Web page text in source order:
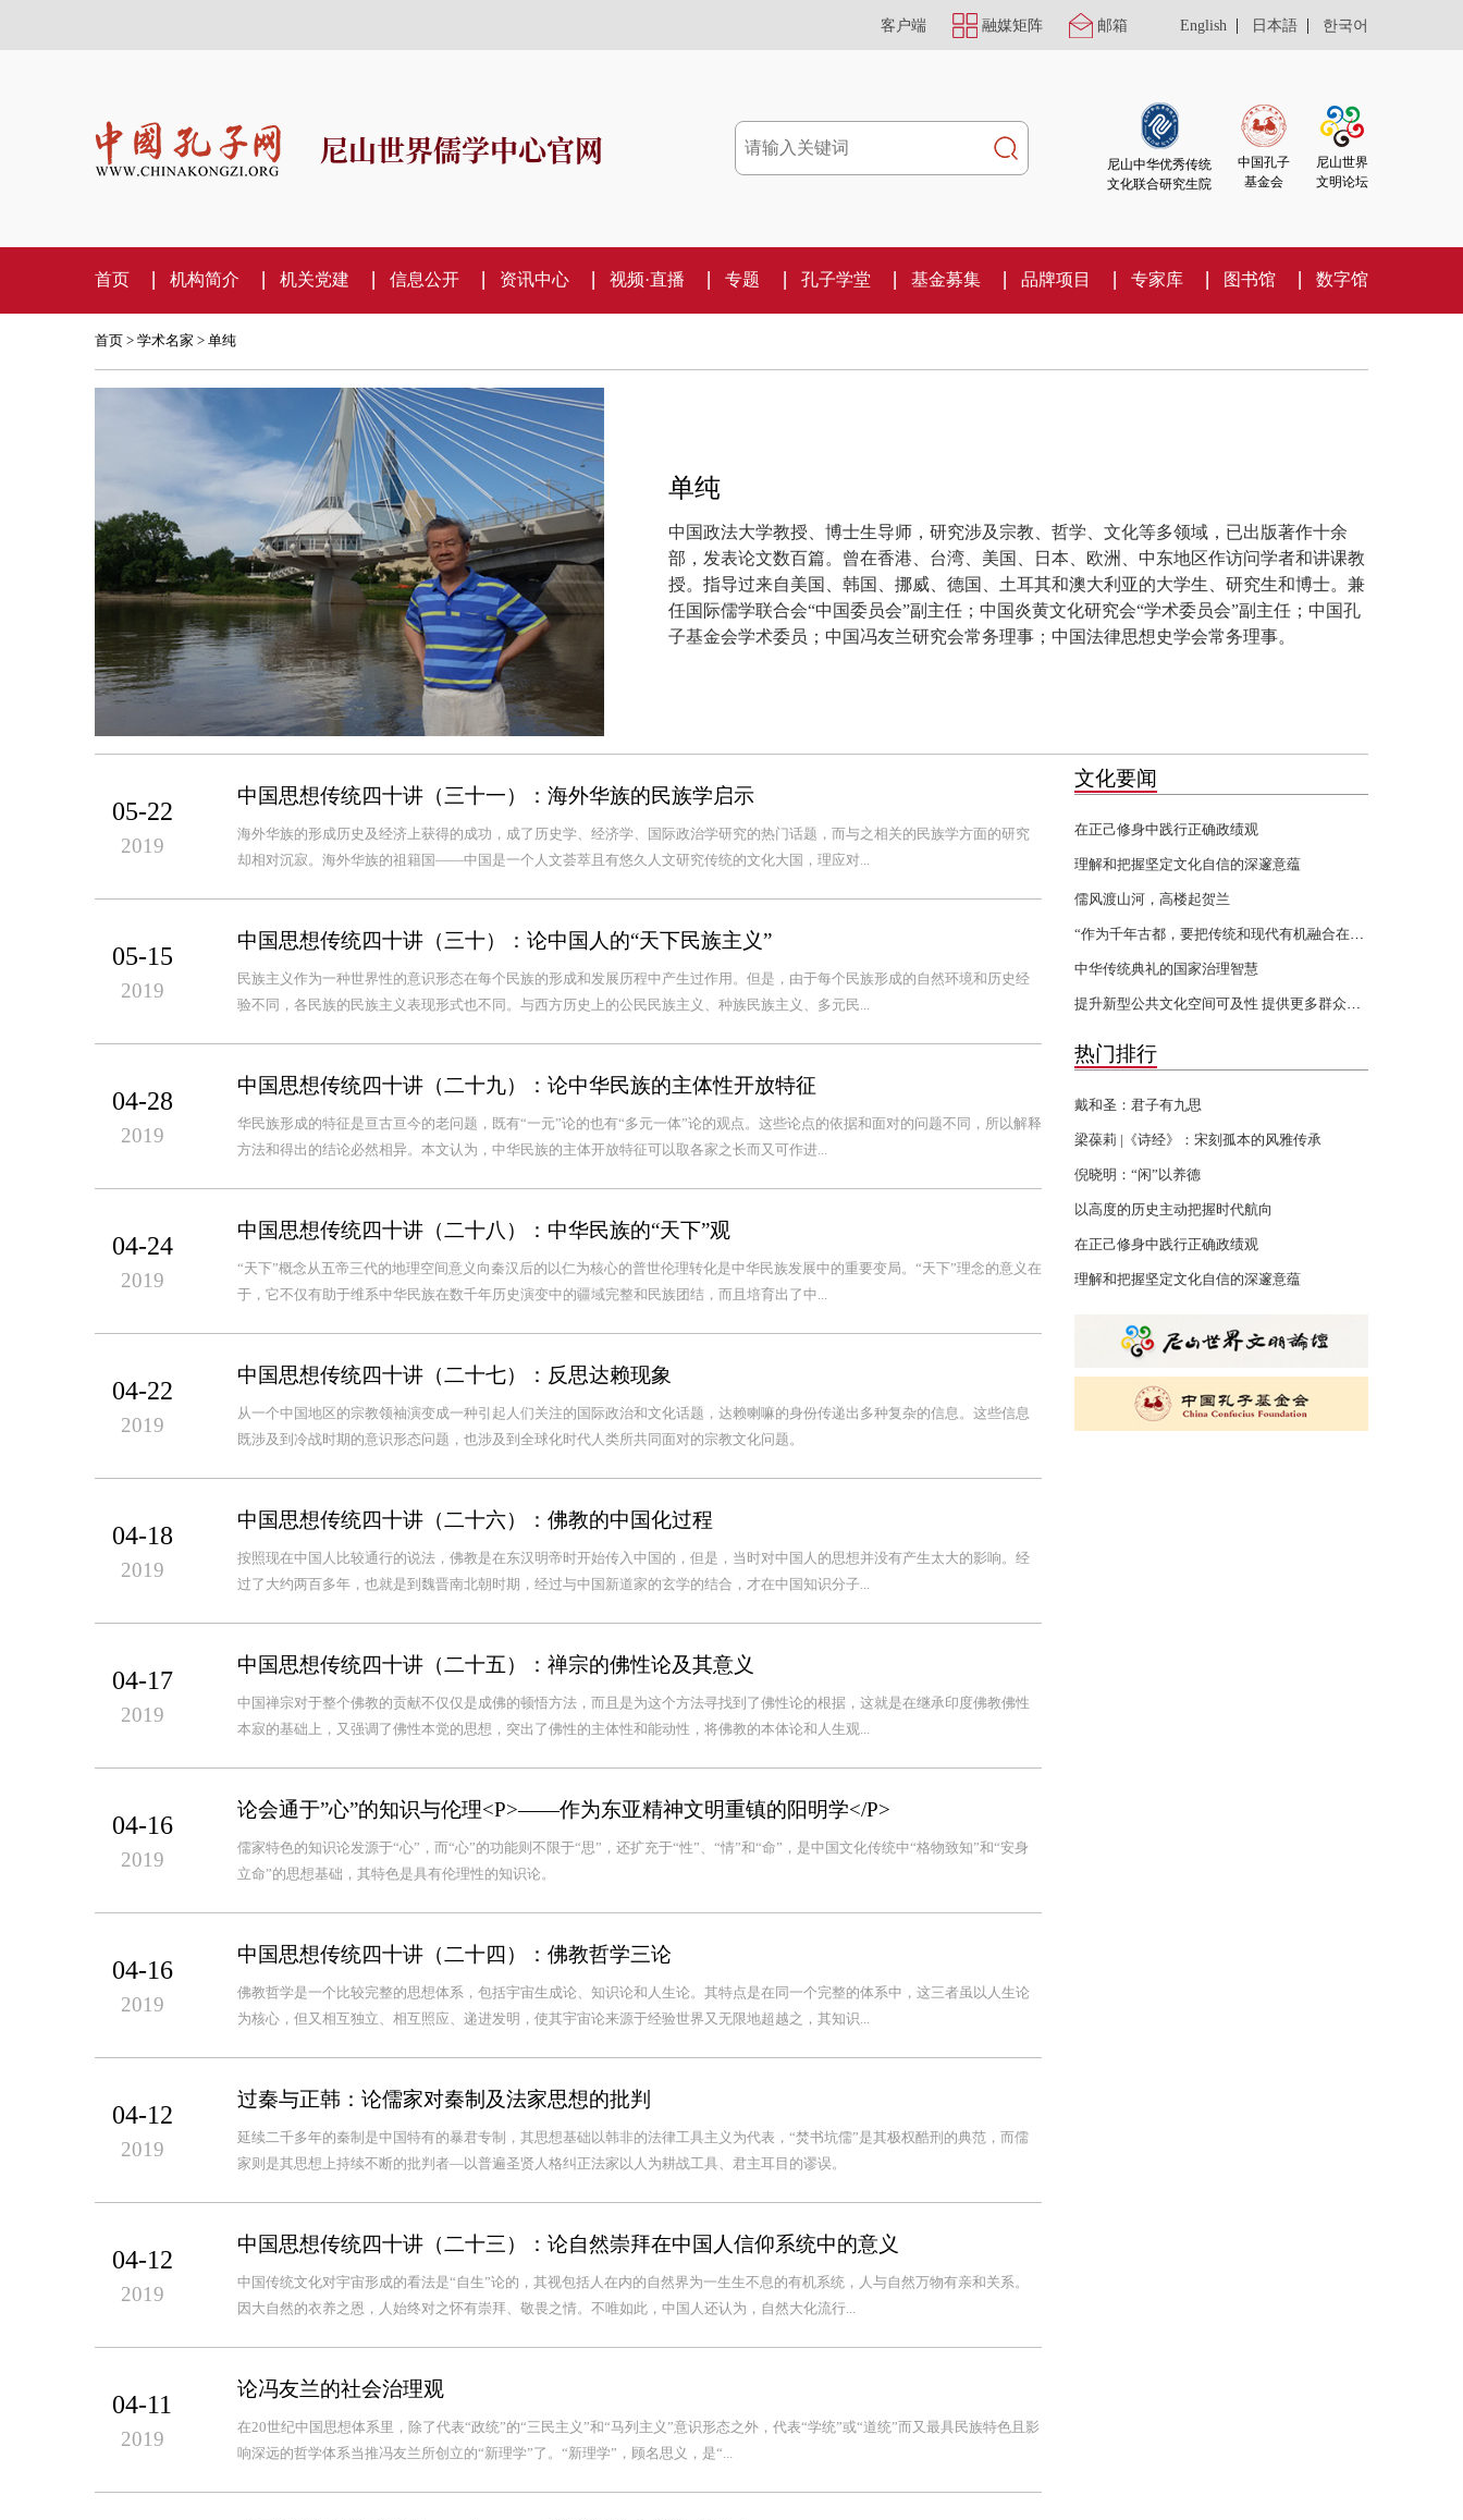
客户端 融媒矩阵 邮箱 English | 日本語 | 한국어
尼山世界儒学中心官网
尼山中华优秀传统
文化联合研究生院
中国孔子
基金会
尼山世界
文明论坛
首页 机构简介 机关党建 信息公开 资讯中心 视频·直播 专题 孔子学堂 基金募集 品牌项目 专家库 图书馆 数字馆
首页 > 学术名家 > 单纯
单纯
中国政法大学教授、博士生导师，研究涉及宗教、哲学、文化等多领域，已出版著作十余
部，发表论文数百篇。曾在香港、台湾、美国、日本、欧洲、中东地区作访问学者和讲课教
授。指导过来自美国、韩国、挪威、德国、土耳其和澳大利亚的大学生、研究生和博士。兼
任国际儒学联合会“中国委员会”副主任；中国炎黄文化研究会“学术委员会”副主任；中国孔
子基金会学术委员；中国冯友兰研究会常务理事；中国法律思想史学会常务理事。
05-22
2019
中国思想传统四十讲（三十一）：海外华族的民族学启示
海外华族的形成历史及经济上获得的成功，成了历史学、经济学、国际政治学研究的热门话题，而与之相关的民族学方面的研究
却相对沉寂。海外华族的祖籍国——中国是一个人文荟萃且有悠久人文研究传统的文化大国，理应对...
05-15
2019
中国思想传统四十讲（三十）：论中国人的“天下民族主义”
民族主义作为一种世界性的意识形态在每个民族的形成和发展历程中产生过作用。但是，由于每个民族形成的自然环境和历史经
验不同，各民族的民族主义表现形式也不同。与西方历史上的公民民族主义、种族民族主义、多元民...
04-28
2019
中国思想传统四十讲（二十九）：论中华民族的主体性开放特征
华民族形成的特征是亘古亘今的老问题，既有“一元”论的也有“多元一体”论的观点。这些论点的依据和面对的问题不同，所以解释
方法和得出的结论必然相异。本文认为，中华民族的主体开放特征可以取各家之长而又可作进...
04-24
2019
中国思想传统四十讲（二十八）：中华民族的“天下”观
“天下”概念从五帝三代的地理空间意义向秦汉后的以仁为核心的普世伦理转化是中华民族发展中的重要变局。“天下”理念的意义在
于，它不仅有助于维系中华民族在数千年历史演变中的疆域完整和民族团结，而且培育出了中...
04-22
2019
中国思想传统四十讲（二十七）：反思达赖现象
从一个中国地区的宗教领袖演变成一种引起人们关注的国际政治和文化话题，达赖喇嘛的身份传递出多种复杂的信息。这些信息
既涉及到冷战时期的意识形态问题，也涉及到全球化时代人类所共同面对的宗教文化问题。
04-18
2019
中国思想传统四十讲（二十六）：佛教的中国化过程
按照现在中国人比较通行的说法，佛教是在东汉明帝时开始传入中国的，但是，当时对中国人的思想并没有产生太大的影响。经
过了大约两百多年，也就是到魏晋南北朝时期，经过与中国新道家的玄学的结合，才在中国知识分子...
04-17
2019
中国思想传统四十讲（二十五）：禅宗的佛性论及其意义
中国禅宗对于整个佛教的贡献不仅仅是成佛的顿悟方法，而且是为这个方法寻找到了佛性论的根据，这就是在继承印度佛教佛性
本寂的基础上，又强调了佛性本觉的思想，突出了佛性的主体性和能动性，将佛教的本体论和人生观...
04-16
2019
论会通于”心”的知识与伦理<P>——作为东亚精神文明重镇的阳明学</P>
儒家特色的知识论发源于“心”，而“心”的功能则不限于“思”，还扩充于“性”、“情”和“命”，是中国文化传统中“格物致知”和“安身
立命”的思想基础，其特色是具有伦理性的知识论。
04-16
2019
中国思想传统四十讲（二十四）：佛教哲学三论
佛教哲学是一个比较完整的思想体系，包括宇宙生成论、知识论和人生论。其特点是在同一个完整的体系中，这三者虽以人生论
为核心，但又相互独立、相互照应、递进发明，使其宇宙论来源于经验世界又无限地超越之，其知识...
04-12
2019
过秦与正韩：论儒家对秦制及法家思想的批判
延续二千多年的秦制是中国特有的暴君专制，其思想基础以韩非的法律工具主义为代表，“焚书坑儒”是其极权酷刑的典范，而儒
家则是其思想上持续不断的批判者—以普遍圣贤人格纠正法家以人为耕战工具、君主耳目的谬误。
04-12
2019
中国思想传统四十讲（二十三）：论自然崇拜在中国人信仰系统中的意义
中国传统文化对宇宙形成的看法是“自生”论的，其视包括人在内的自然界为一生生不息的有机系统，人与自然万物有亲和关系。
因大自然的衣养之恩，人始终对之怀有崇拜、敬畏之情。不唯如此，中国人还认为，自然大化流行...
04-11
2019
论冯友兰的社会治理观
在20世纪中国思想体系里，除了代表“政统”的“三民主义”和“马列主义”意识形态之外，代表“学统”或“道统”而又最具民族特色且影
响深远的哲学体系当推冯友兰所创立的“新理学”了。“新理学”，顾名思义，是“...
文化要闻
在正己修身中践行正确政绩观
理解和把握坚定文化自信的深邃意蕴
儒风渡山河，高楼起贺兰
中华传统典礼的国家治理智慧
热门排行
戴和圣：君子有九思
梁葆莉 |《诗经》：宋刻孤本的风雅传承
倪晓明：“闲”以养德
以高度的历史主动把握时代航向
在正己修身中践行正确政绩观
理解和把握坚定文化自信的深邃意蕴